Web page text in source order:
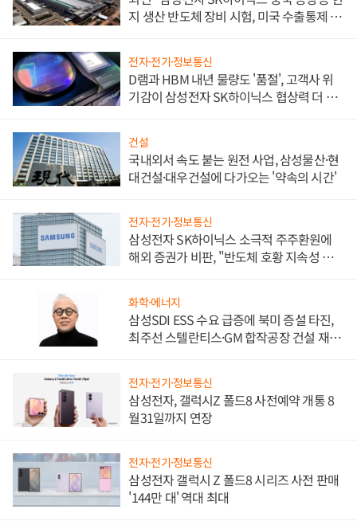
지 생산 반도체 장비 시험, 미국 수출통제 대
전자·전기·정보통신
D램과 HBM 내년 물량도 '품절', 고객사 위
기감이 삼성전자 SK하이닉스 협상력 더 키
건설
국내외서 속도 붙는 원전 사업, 삼성물산·현
대건설·대우건설에 다가오는 '약속의 시간'
전자·전기·정보통신
삼성전자 SK하이닉스 소극적 주주환원에
해외 증권가 비판, "반도체 호황 지속성 의
화학·에너지
삼성SDI ESS 수요 급증에 북미 증설 타진,
최주선 스텔란티스·GM 합작공장 건설 재추
전자·전기·정보통신
삼성전자, 갤럭시Z 폴드8 사전예약 개통 8
월31일까지 연장
전자·전기·정보통신
삼성전자 갤럭시 Z 폴드8 시리즈 사전 판매
'144만 대' 역대 최대